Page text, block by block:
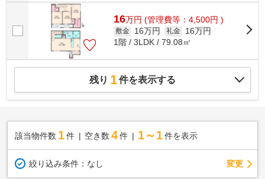
16万円 (管理費等：4,500円 )
敷金 16万円 礼金
16万円
1階 / 3LDK / 79.08㎡
残り 1件を表示する
該当物件数 1件 空き数 4 件 1～1 件を表示
絞り込み条件： なし 変更